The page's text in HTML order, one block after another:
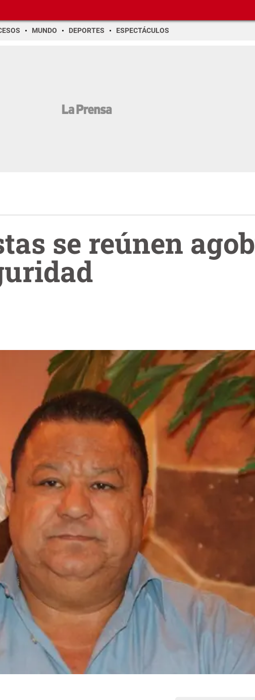
MUNDO DEPORTES ESPECTÁCULOS
se reúnen